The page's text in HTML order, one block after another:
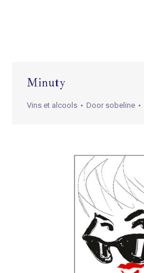
Minuty
Vins et alcools Door sobeline